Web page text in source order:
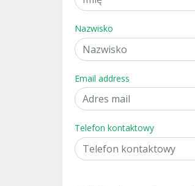
Nazwisko
Email address
Telefon kontaktowy